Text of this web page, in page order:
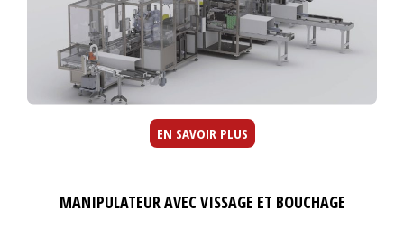
EN SAVOIR PLUS
MANIPULATEUR AVEC VISSAGE ET BOUCHAGE